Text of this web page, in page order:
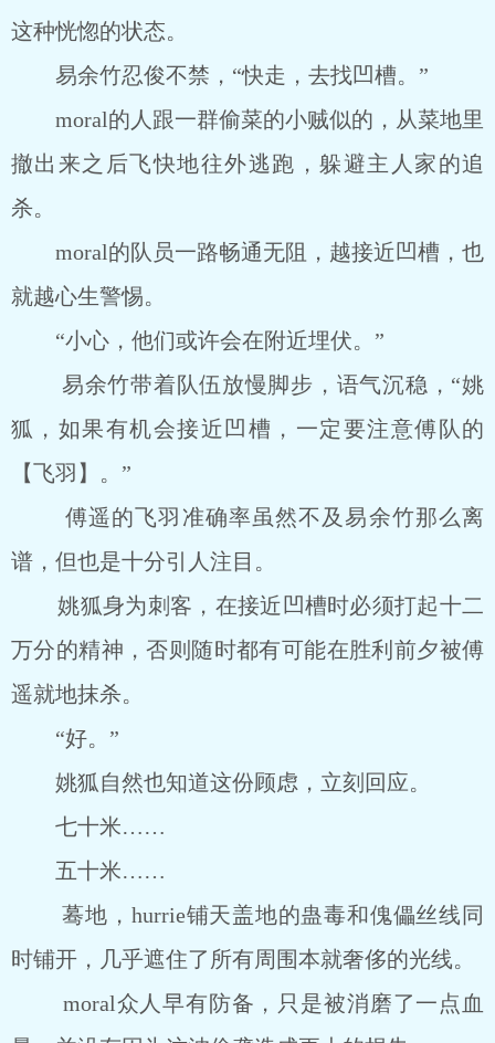
这种恍惚的状态。
易余竹忍俊不禁，“快走，去找凹槽。”
moral的人跟一群偷菜的小贼似的，从菜地里
撤出来之后飞快地往外逃跑，躲避主人家的追
杀。
moral的队员一路畅通无阻，越接近凹槽，也
就越心生警惕。
“小心，他们或许会在附近埋伏。”
易余竹带着队伍放慢脚步，语气沉稳，“姚
狐，如果有机会接近凹槽，一定要注意傅队的
【飞羽】。”
傅遥的飞羽准确率虽然不及易余竹那么离
谱，但也是十分引人注目。
姚狐身为刺客，在接近凹槽时必须打起十二
万分的精神，否则随时都有可能在胜利前夕被傅
遥就地抹杀。
“好。”
姚狐自然也知道这份顾虑，立刻回应。
七十米……
五十米……
蓦地，hurrie铺天盖地的蛊毒和傀儡丝线同
时铺开，几乎遮住了所有周围本就奢侈的光线。
moral众人早有防备，只是被消磨了一点血